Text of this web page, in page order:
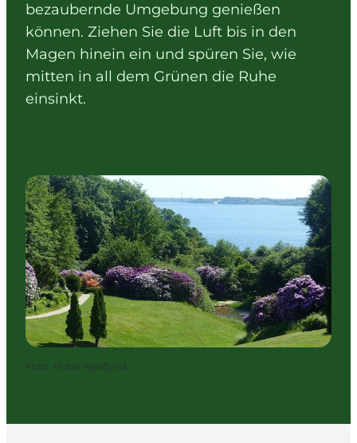
bezaubernde Umgebung genießen
können. Ziehen Sie die Luft bis in den
Magen hinein ein und spüren Sie, wie
mitten in all dem Grünen die Ruhe
einsinkt.
Foto: Hotel Vejlefjord